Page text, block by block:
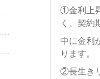
①金利上
く、契約
中に金利
ります。
②長生き